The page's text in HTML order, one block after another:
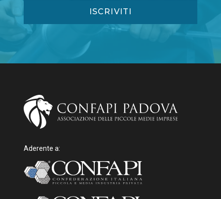
Aderente a: